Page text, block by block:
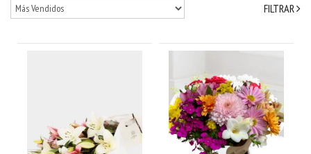
FILTRAR